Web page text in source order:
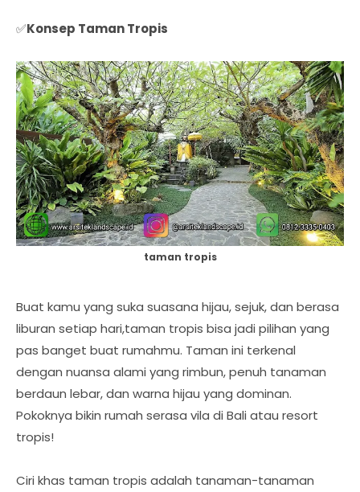
✅Konsep Taman Tropis
taman tropis
Buat kamu yang suka suasana hijau, sejuk, dan berasa
liburan setiap hari,taman tropis bisa jadi pilihan yang
pas banget buat rumahmu. Taman ini terkenal
dengan nuansa alami yang rimbun, penuh tanaman
berdaun lebar, dan warna hijau yang dominan.
Pokoknya bikin rumah serasa vila di Bali atau resort
tropis!
Ciri khas taman tropis adalah tanaman-tanaman